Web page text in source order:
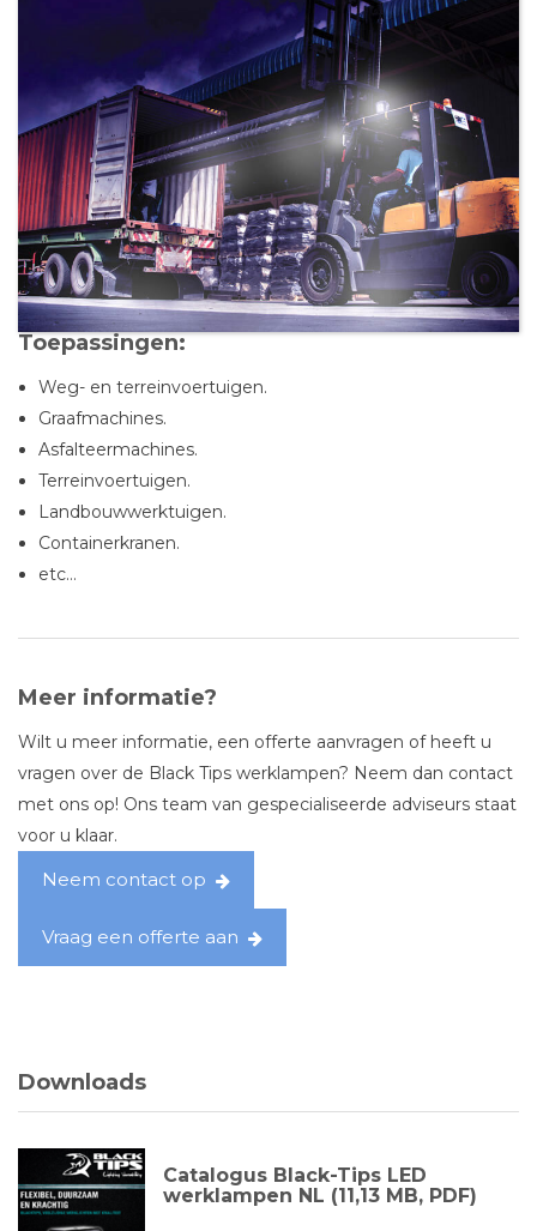
Toepassingen:
Weg- en terreinvoertuigen.
Graafmachines.
Asfalteermachines.
Terreinvoertuigen.
Landbouwwerktuigen.
Containerkranen.
etc…
Meer informatie?
Wilt u meer informatie, een offerte aanvragen of heeft u
vragen over de Black Tips werklampen? Neem dan contact
met ons op! Ons team van gespecialiseerde adviseurs staat
voor u klaar.
Neem contact op
Vraag een offerte aan
Downloads
Catalogus Black-Tips LED
werklampen NL (11,13 MB, PDF)